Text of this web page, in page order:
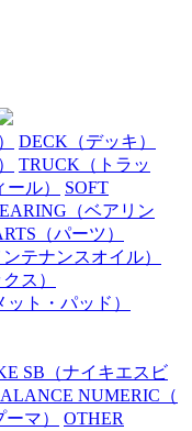
DECK （デッキ）
TRUCK （トラッ
ル）
SOFT
（ベアリン
（パーツ）
ンテナンスオイル）
ス）
ット・パッド）
SB （ナイキエスビ
NUMERIC （
ーマ）
OTHER